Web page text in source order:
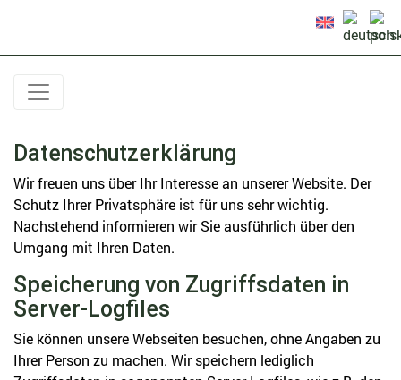
Datenschutzerklärung
Wir freuen uns über Ihr Interesse an unserer Website. Der
Schutz Ihrer Privatsphäre ist für uns sehr wichtig.
Nachstehend informieren wir Sie ausführlich über den
Umgang mit Ihren Daten.
Speicherung von Zugriffsdaten in
Server-Logfiles
Sie können unsere Webseiten besuchen, ohne Angaben zu
Ihrer Person zu machen. Wir speichern lediglich